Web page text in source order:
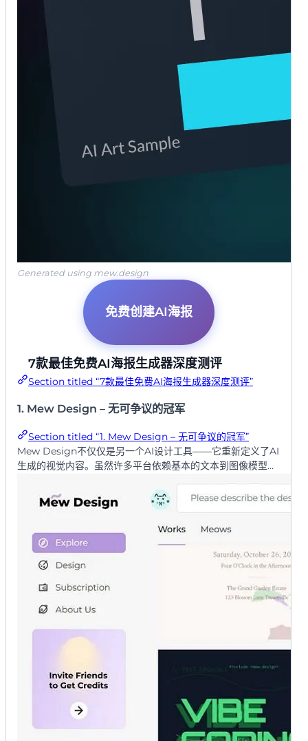
Generated using mew.design
免费创建AI海报
7款最佳免费AI海报生成器深度测评
Section titled “7款最佳免费AI海报生成器深度测评”
1. Mew Design – 无可争议的冠军
Section titled “1. Mew Design – 无可争议的冠军”
Mew Design不仅仅是另一个AI设计工具——它重新定义了AI
生成的视觉内容。虽然许多平台依赖基本的文本到图像模型，
从提示生成单个图像，而是模拟真实设计团队的工作方式。